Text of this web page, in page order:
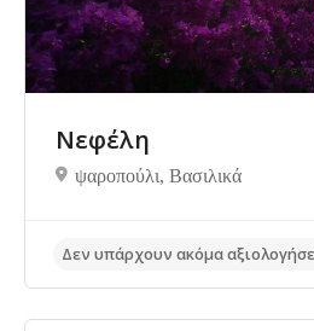
Νεφέλη
ψαροπούλι, Bασιλικά